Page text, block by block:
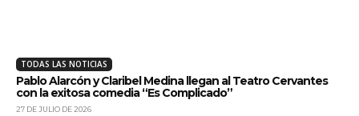
TODAS LAS NOTICIAS
Pablo Alarcón y Claribel Medina llegan al Teatro Cervantes
con la exitosa comedia “Es Complicado”
27 DE JULIO DE 2026